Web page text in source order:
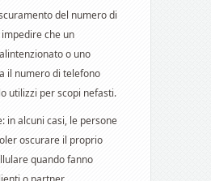
del numero di
che un
o uno
il numero di telefono
utilizzi per scopi nefasti.
in alcuni casi, le persone
oscurare il proprio
quando fanno